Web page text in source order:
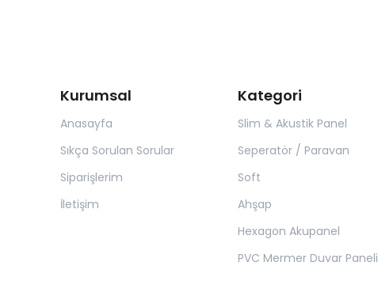
Kurumsal
Anasayfa
Sıkça Sorulan Sorular
Siparişlerim
İletişim
Kategori
Slim & Akustik Panel
Seperatör / Paravan
Soft
Ahşap
Hexagon Akupanel
PVC Mermer Duvar Paneli